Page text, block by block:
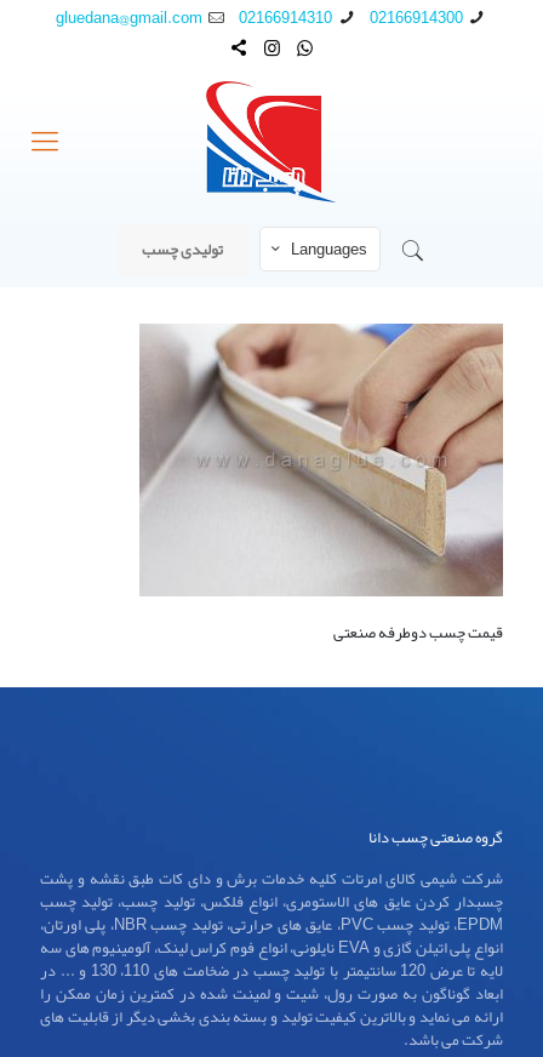
02166914300
02166914310
gluedana@gmail.com
Languages تولیدی چسب
قیمت چسب دوطرفه صنعتی
گروه صنعتی چسب دانا
شرکت شیمی کالای امرتات کلیه خدمات برش و دای کات طبق نقشه و پشت
چسبدار کردن عایق های الاستومری، انواع فلکس، تولید چسب، تولید چسب
EPDM، تولید چسب PVC، عایق های حرارتی، تولید چسب NBR، پلی اورتان،
انواع پلی اتیلن گازی و EVA نایلونی، انواع فوم کراس لینک، آلومینیوم های سه
لایه تا عرض 120 سانتیمتر با تولید چسب در ضخامت های 110، 130 و ... در
ابعاد گوناگون به صورت رول، شیت و لمینت شده در کمترین زمان ممکن را
ارائه می نماید و بالاترین کیفیت تولید و بسته بندی بخشی دیگر از قابلیت های
شرکت می باشد.